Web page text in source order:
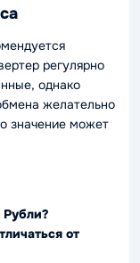
регулярно
однако
желательно
значение может
от